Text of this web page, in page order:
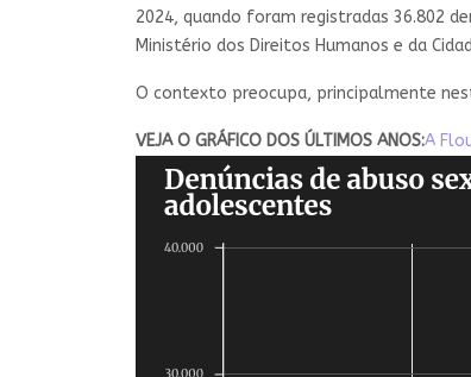
2024, quando foram registradas 36.802
Ministério dos Direitos Humanos e da
O contexto preocupa, principalmente
VEJA O GRÁFICO DOS ÚLTIMOS ANOS:A